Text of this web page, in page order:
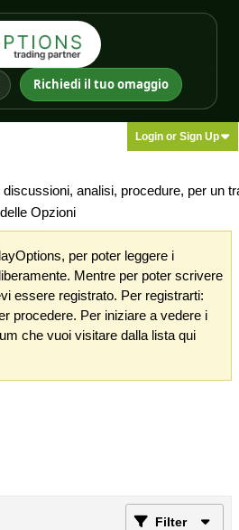
Richiedi il tuo omaggio
Login or Sign Up
analisi, procedure, per un
Opzioni
per poter leggere i
Mentre per poter scrivere
essere registrato. Per registrarti:
procedere. Per iniziare a vedere i
che vuoi visitare dalla lista qui
Filter